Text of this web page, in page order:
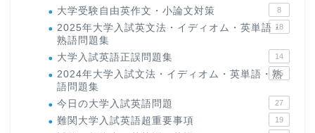
大学受験自由英作文・小論文対策 8
2025年大学入試英文法・イディオム・英単語・
熟語問題集
18
大学入試英語正誤問題集 14
2024年大学入試文法・イディオム・英単語・熟
語問題集
15
今日の大学入試英語問題 27
難関大学入試英語超重要事項 19